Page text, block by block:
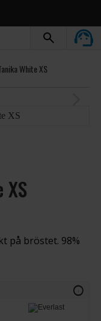
White XS
på bröstet. 98%
info